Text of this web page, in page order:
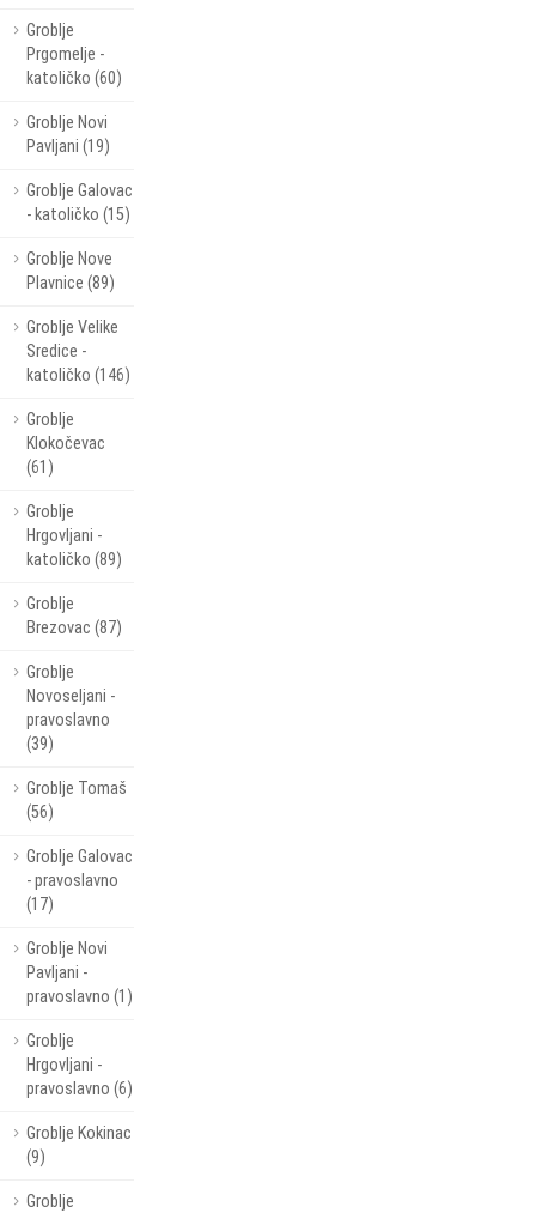
Groblje
Prgomelje -
katoličko (60)
Groblje Novi
Pavljani (19)
Groblje Galovac
- katoličko (15)
Groblje Nove
Plavnice (89)
Groblje Velike
Sredice -
katoličko (146)
Groblje
Klokočevac
(61)
Groblje
Hrgovljani -
katoličko (89)
Groblje
Brezovac (87)
Groblje
Novoseljani -
pravoslavno
(39)
Groblje Tomaš
(56)
Groblje Galovac
- pravoslavno
(17)
Groblje Novi
Pavljani -
pravoslavno (1)
Groblje
Hrgovljani -
pravoslavno (6)
Groblje Kokinac
(9)
Groblje